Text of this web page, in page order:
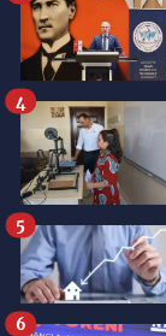
4
5
6